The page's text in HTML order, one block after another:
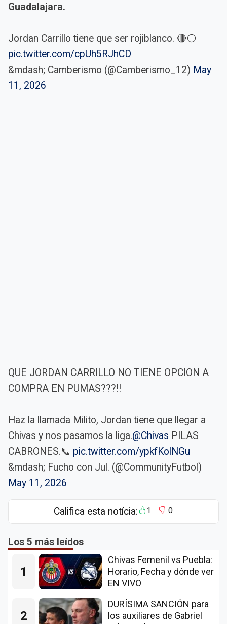
Guadalajara.
Jordan Carrillo tiene que ser rojiblanco. 🔴⚪️
pic.twitter.com/cpUh5RJhCD
&mdash; Camberismo (@Camberismo_12) May
11, 2026
QUE JORDAN CARRILLO NO TIENE OPCION A
COMPRA EN PUMAS???!!
Haz la llamada Milito, Jordan tiene que llegar a
Chivas y nos pasamos la liga.@Chivas PILAS
CABRONES.📞 pic.twitter.com/ypkfKolNGu
&mdash; Fucho con Jul. (@CommunityFutbol)
May 11, 2026
Califica esta notícia: 1 0
Los 5 más leídos
1
Chivas Femenil vs Puebla:
Horario, Fecha y dónde ver
EN VIVO
2
DURÍSIMA SANCIÓN para
los auxiliares de Gabriel